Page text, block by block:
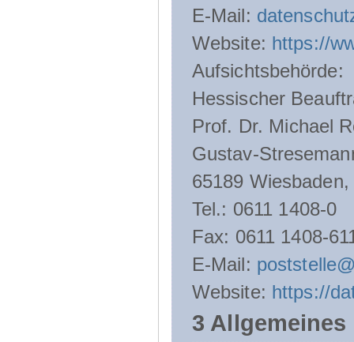
E-Mail:
Website: https://
Aufsichtsbehörde:
Hessischer
Prof. Dr. Michael
Gustav-
65189
Tel.: 0611 1408-0
Fax: 0611 1408-
E-Mail:
Website: https://
3